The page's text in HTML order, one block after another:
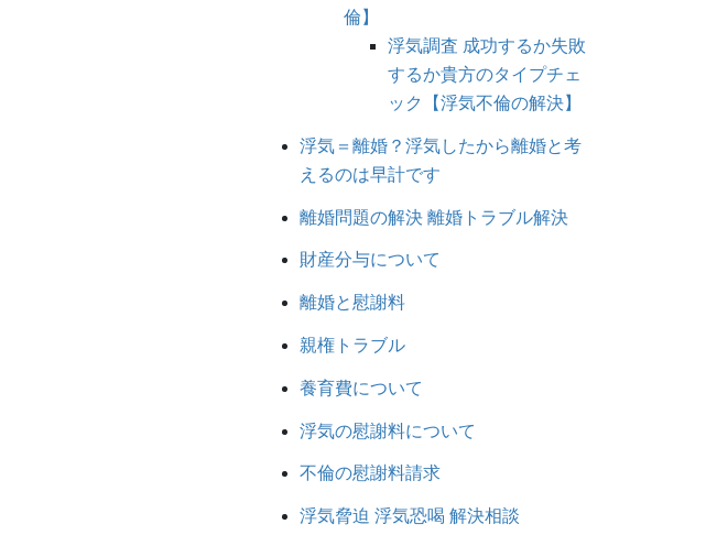
倫】
浮気調査 成功するか失敗
するか貴方のタイプチェ
ック【浮気不倫の解決】
浮気＝離婚？浮気したから離婚と考
えるのは早計です
離婚問題の解決 離婚トラブル解決
財産分与について
離婚と慰謝料
親権トラブル
養育費について
浮気の慰謝料について
不倫の慰謝料請求
浮気脅迫 浮気恐喝 解決相談